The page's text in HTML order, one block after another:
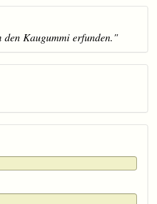
den Kaugummi erfunden."